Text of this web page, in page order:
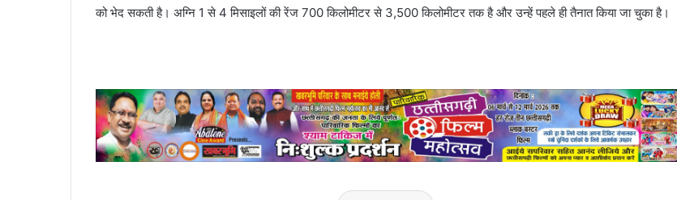
को भेद सकती है। अग्नि 1 से 4 मिसाइलों की रेंज 700 किलोमीटर से 3,500 किलोमीटर तक है और उन्हें पहले ही तैनात किया जा चुका है।